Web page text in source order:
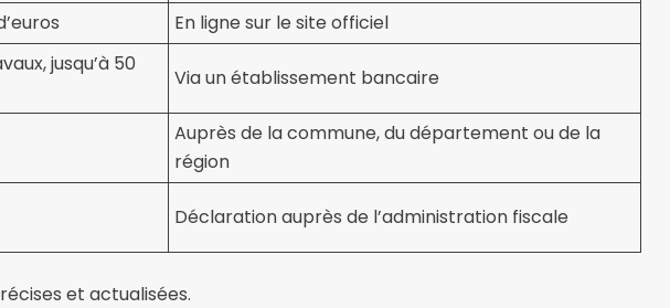
En ligne sur le site officiel
jusqu’à 50
Via un établissement bancaire
Auprès de la commune, du département ou de la
région
Déclaration auprès de l’administration fiscale
et actualisées.